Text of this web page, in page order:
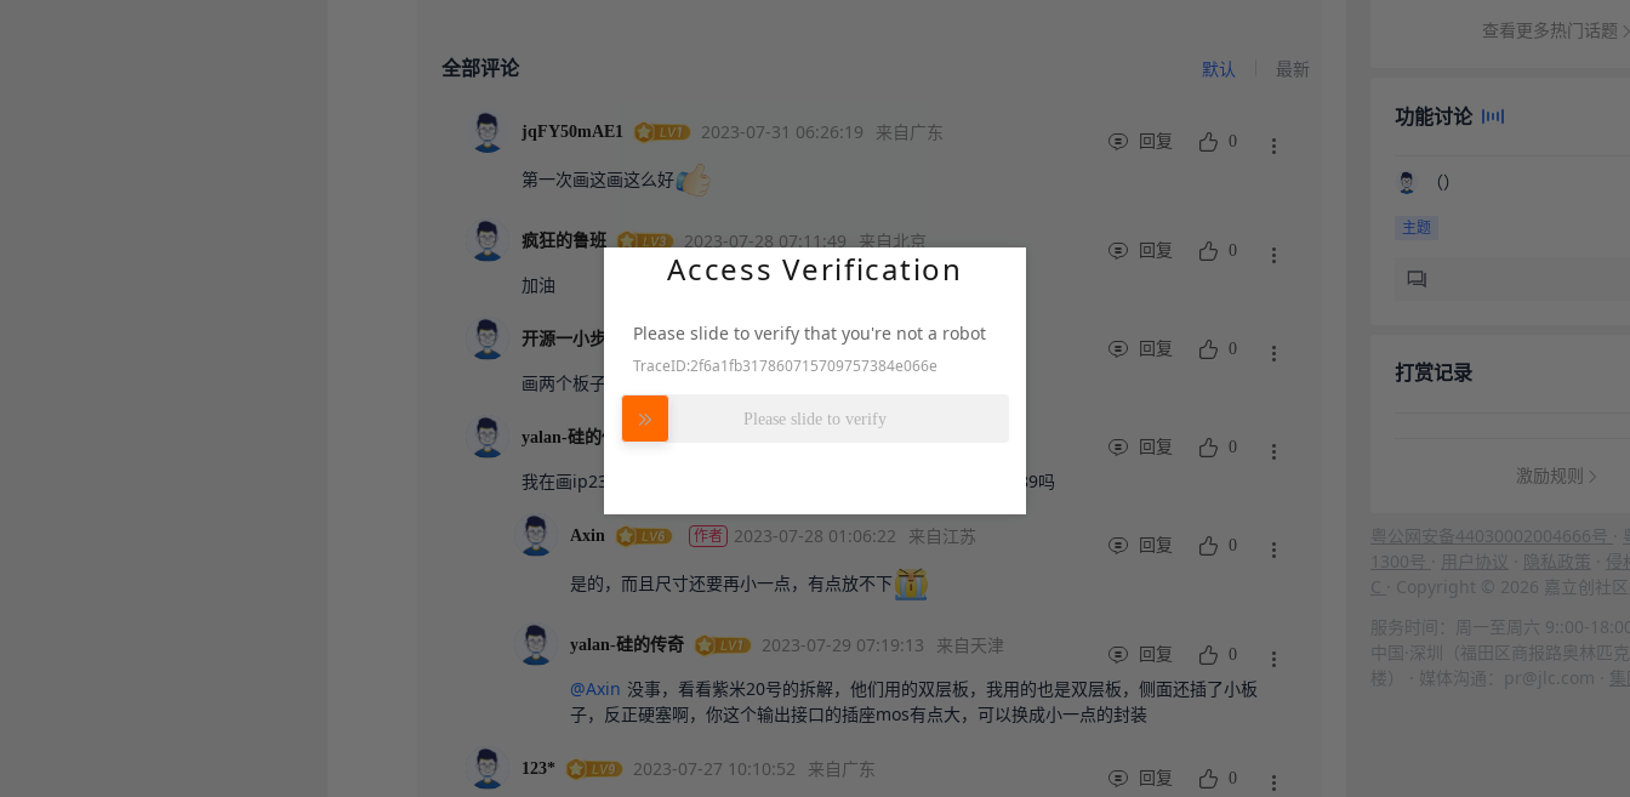
全部评论 默认 最新
jqFY50mAE1 2023-07-31 06:26:19 来自广东 回复 0
第一次画这画这么好
疯狂的鲁班 2023-07-28 07:11:49 来自北京 回复 0
加油
开源一小步 2023-07-28 02:33:54 来自江苏 回复 0
画两个板子吧
yalan-硅的传奇 回复 0
我在画ip2368的板子，也是第一次，话说看你的芯片和布局是ip5389吗
Axin 作者 2023-07-28 01:06:22 来自江苏 回复 0
是的，而且尺寸还要再小一点，有点放不下
yalan-硅的传奇 2023-07-29 07:19:13 来自天津 回复 0
@Axin 没事，看看紫米20号的拆解，他们用的双层板，我用的也是双层板，侧面还插了小板
子，反正硬塞啊，你这个输出接口的插座mos有点大，可以换成小一点的封装
123* 2023-07-27 10:10:52 来自广东 回复 0
查看更多热门话题
功能讨论
（）
主题
打赏记录
激励规则
粤公网安备44030002004666号
1300号
用户协议 隐私政策
侵
C
· Copyright © 2026 嘉立创社
服务时间：周一至周六 9::00-
中国·深圳（福田区商报路奥林匹
楼） · 媒体沟通：pr@jlc.com ·
Access Verification
Please slide to verify that you're not a robot
TraceID:2f6a1fb317860715709757384e066e
Please slide to verify